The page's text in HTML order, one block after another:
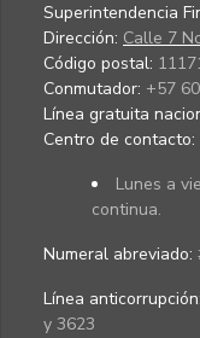
Superintendencia
Dirección: Calle 7
Código postal:
Conmutador: +57
Línea gratuita
Centro de contacto:
Lunes a
continua.
Numeral abreviado:
Línea anticorrupción:
y 3623